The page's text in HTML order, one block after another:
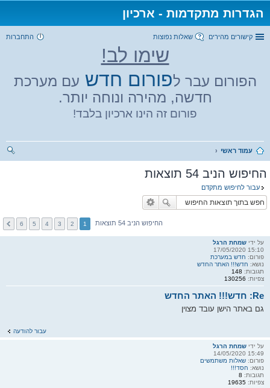
הגדרות מתקדמות - ארכיון
קישורים מהירים שאלות נפוצות התחברות
שימו לב!
הפורום עבר לפורום חדש עם מערכת
חדשה, מהירה ונוחה יותר.
פורום זה הינו ארכיון בלבד!
עמוד ראשי
החיפוש הניב 54 תוצאות
עבור לחיפוש מתקדם
החיפוש הניב 54 תוצאות 1
2
3
4
5
6
על ידי שמחת הרגל
15:10 17/05/2020
פורום: חדש במערכת
נושא: חדש!!! האתר החדש
תגובות: 148
צפיות: 130256
Re: חדש!!! האתר החדש
גם באתר הישן עובד מצוין
עבור להודעה
על ידי שמחת הרגל
15:49 14/05/2020
פורום: שאלות משתמשים
נושא: חסד!!!
תגובות: 8
צפיות: 19635